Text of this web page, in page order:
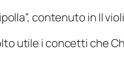
contenuto in Il
utile i concetti che